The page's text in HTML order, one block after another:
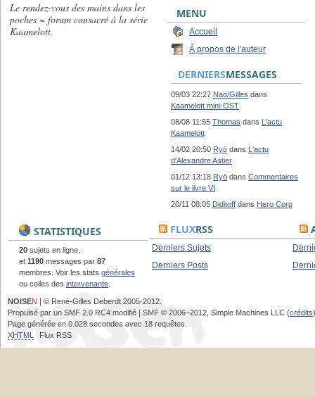
Le rendez-vous des mains dans les
poches ~ forum consacré à la série
Kaamelott.
MENU
Accueil
À propos de l'auteur
DERNIERSMESSAGES
09/03 22:27 Nao/Gilles dans
Kaamelott mini-OST
08/08 11:55 Thomas dans L'actu
Kaamelott
14/02 20:50 Ryō dans L'actu
d'Alexandre Astier
01/12 13:18 Ryō dans Commentaires
sur le livre VI
20/11 08:05 Diditoff dans Hero Corp
STATISTIQUES
20 sujets en ligne,
et 1190 messages par 87
membres. Voir les stats générales
ou celles des intervenants
FLUXRSS
Derniers Sujets
Derniers Posts
NOISEN | © René-Gilles Deberdt 2005-2012.
Propulsé par un SMF 2.0 RC4 modifié | SMF © 2006–2012, Simple Machines LLC (crédits)
Page générée en 0.028 secondes avec 18 requêtes.
XHTML
Flux RSS